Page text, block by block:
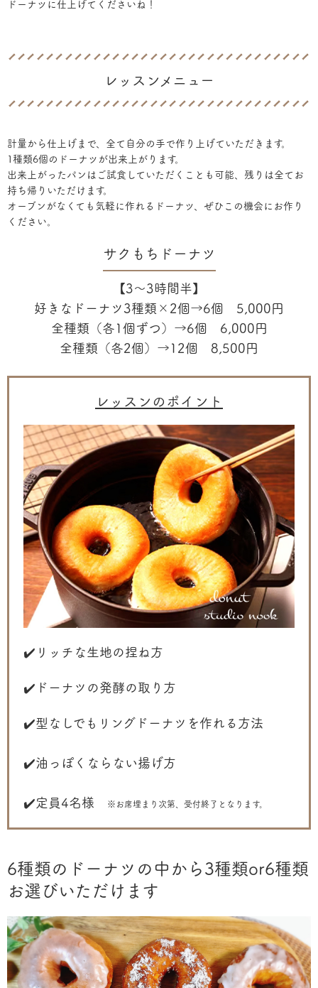
ドーナツに仕上げてくださいね！
レッスンメニュー
計量から仕上げまで、全て自分の手で作り上げていただきます。
1種類6個のドーナツが出来上がります。
出来上がったパンはご試食していただくことも可能、残りは全てお
持ち帰りいただけます。
オーブンがなくても気軽に作れるドーナツ、ぜひこの機会にお作り
ください。
サクもちドーナツ
【3〜3時間半】
好きなドーナツ3種類×2個→6個 5,000円
全種類（各1個ずつ）→6個 6,000円
全種類（各2個）→12個 8,500円
レッスンのポイント
✔️リッチな生地の捏ね方
✔️ドーナツの発酵の取り方
✔️型なしでもリングドーナツを作れる方法
✔️油っぽくならない揚げ方
✔️定員4名様 ※お席埋まり次第、受付終了となります。
6種類のドーナツの中から3種類or6種類
お選びいただけます